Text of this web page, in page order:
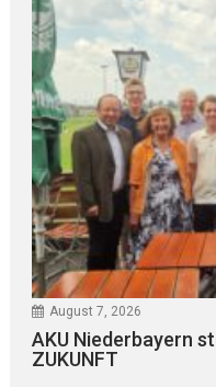
August 7, 2026
AKU Niederbayern
ZUKUNFT